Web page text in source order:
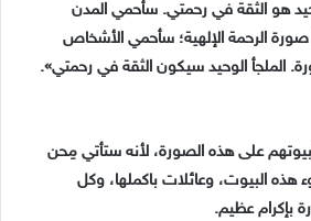
هو الثقة في رحمتي. سأحمي المدن
صورة الرحمة الإلهية؛ سأحمي الأشخاص
الملجأ الوحيد سيكون الثقة في رحمتي».
على هذه الصورة، لأنه ستأتي مِحن
البيوت، وعائلات باكملها، وكل
عظيم.